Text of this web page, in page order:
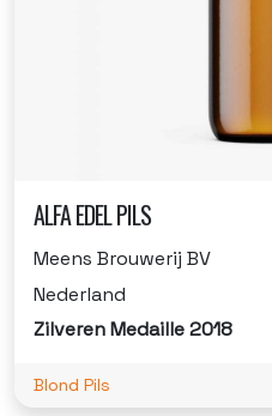
ALFA EDEL PILS
Meens Brouwerij BV
Nederland
Zilveren Medaille 2018
Blond Pils